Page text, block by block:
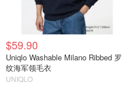
$59.90
Uniqlo Washable Milano Ribbed 罗
纹海军领毛衣
UNIQLO